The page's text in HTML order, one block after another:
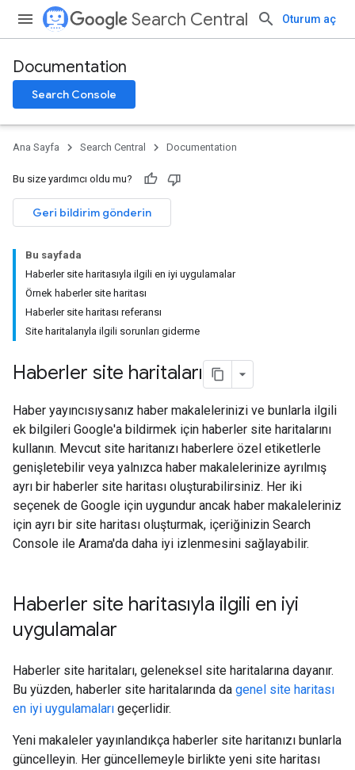
Search Central Oturum aç
Documentation
Search Console
Ana Sayfa Search Central Documentation
Bu size yardımcı oldu mu?
Geri bildirim gönderin
Bu sayfada
Haberler site haritasıyla ilgili en iyi uygulamalar
Örnek haberler site haritası
Haberler site haritası referansı
Site haritalarıyla ilgili sorunları giderme
Haberler site haritaları
Haber yayıncısıysanız haber makalelerinizi ve bunlarla ilgili
ek bilgileri Google'a bildirmek için haberler site haritalarını
kullanın. Mevcut site haritanızı haberlere özel etiketlerle
genişletebilir veya yalnızca haber makalelerinize ayrılmış
ayrı bir haberler site haritası oluşturabilirsiniz. Her iki
seçenek de Google için uygundur ancak haber makaleleriniz
için ayrı bir site haritası oluşturmak, içeriğinizin Search
Console ile Arama'da daha iyi izlenmesini sağlayabilir.
Haberler site haritasıyla ilgili en iyi
uygulamalar
Haberler site haritaları, geleneksel site haritalarına dayanır.
Bu yüzden, haberler site haritalarında da genel site haritası
en iyi uygulamaları geçerlidir.
Yeni makaleler yayınlandıkça haberler site haritanızı bunlarla
güncelleyin. Her güncellemeyle birlikte yeni site haritası